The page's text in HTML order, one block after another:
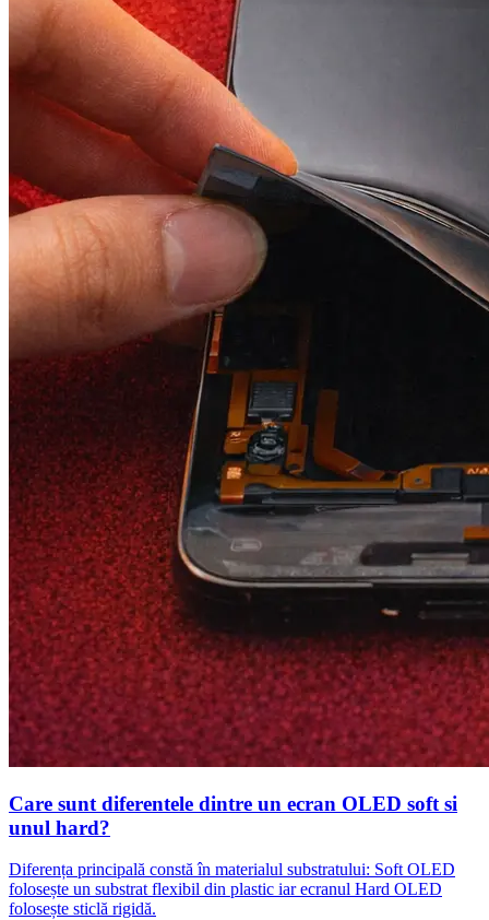
Care sunt diferentele dintre un ecran OLED soft si
unul hard?
Diferența principală constă în materialul substratului: Soft OLED
folosește un substrat flexibil din plastic iar ecranul Hard OLED
folosește sticlă rigidă.